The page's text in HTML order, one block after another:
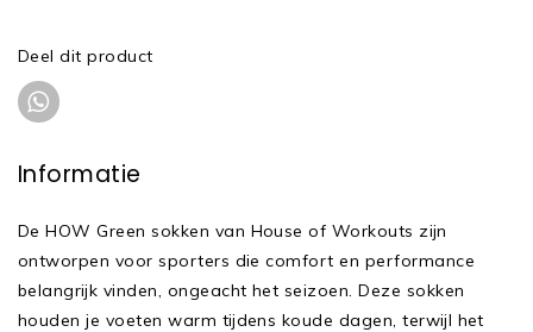
Deel dit product
Informatie
De HOW Green sokken van House of Workouts zijn
ontworpen voor sporters die comfort en performance
belangrijk vinden, ongeacht het seizoen. Deze sokken
houden je voeten warm tijdens koude dagen, terwijl het